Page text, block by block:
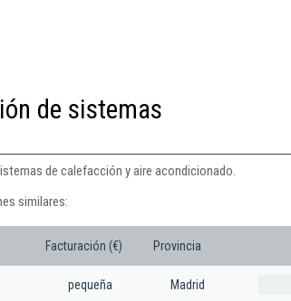
de sistemas
de calefacción y aire acondicionado.
similares:
Facturación (€) Provincia
pequeña Madrid